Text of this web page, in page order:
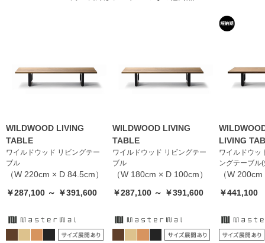
WILDWOOD LIVING
TABLE
ワイルドウッド リビングテー
ブル
（W 220cm × D 84.5cm）
￥287,100 ～ ￥391,600
WILDWOOD LIVING
TABLE
ワイルドウッド リビングテー
ブル
（W 180cm × D 100cm）
￥287,100 ～ ￥391,600
LIVING
ワイルドウッ
ングテーブル
（W
￥441,100